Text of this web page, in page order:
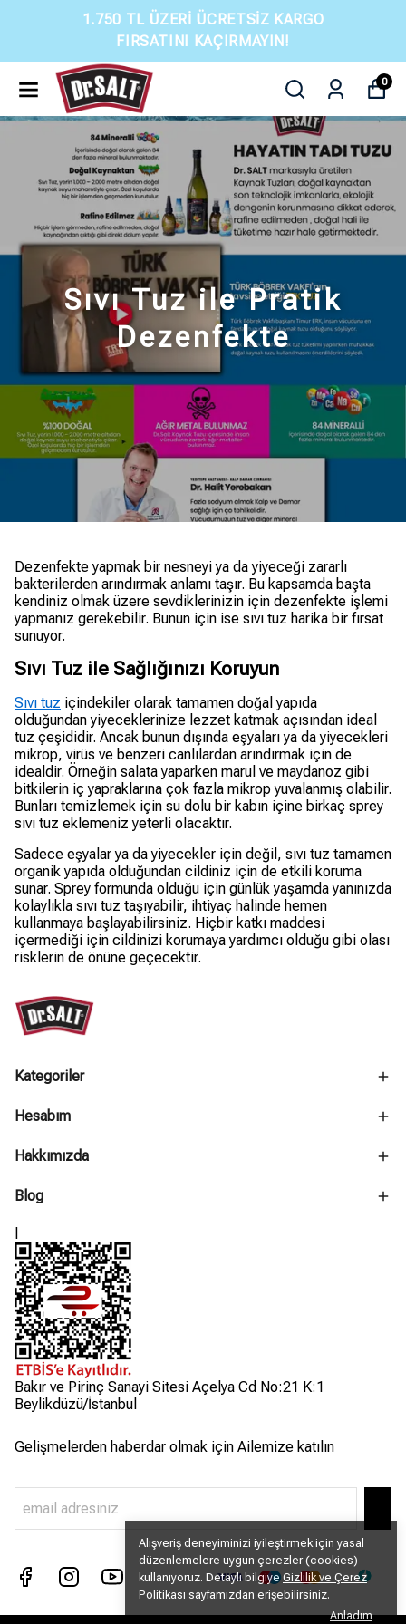
1.750 TL ÜZERI ÜCRETSIZ KARGO
FIRSATINI KAÇIRMAYIN!
0
Alışveriş deneyiminizi iyileştirmek için yasal
düzenlemelere uygun çerezler (cookies)
kullanıyoruz. Detaylı bilgiyeGizlilik ve Çerez
Politikası sayfamızdan erişebilirsiniz.
Anladım
Sıvı Tuz ile Pratik
Dezenfekte
Dezenfekte yapmak bir nesneyi ya da yiyeceği zararlı
bakterilerden arındırmak anlamı taşır. Bu kapsamda başta
kendiniz olmak üzere sevdiklerinizin için dezenfekte işlemi
yapmanız gerekebilir. Bunun için ise sıvı tuz harika bir fırsat
sunuyor.
Sıvı Tuz ile Sağlığınızı Koruyun
Sıvı tuz içindekiler olarak tamamen doğal yapıda
olduğundan yiyeceklerinize lezzet katmak açısından ideal
tuz çeşididir. Ancak bunun dışında eşyaları ya da yiyecekleri
mikrop, virüs ve benzeri canlılardan arındırmak için de
idealdir. Örneğin salata yaparken marul ve maydanoz gibi
bitkilerin iç yapraklarına çok fazla mikrop yuvalanmış olabilir.
Bunları temizlemek için su dolu bir kabın içine birkaç sprey
sıvı tuz eklemeniz yeterli olacaktır.
Sadece eşyalar ya da yiyecekler için değil, sıvı tuz tamamen
organik yapıda olduğundan cildiniz için de etkili koruma
sunar. Sprey formunda olduğu için günlük yaşamda yanınızda
kolaylıkla sıvı tuz taşıyabilir, ihtiyaç halinde hemen
kullanmaya başlayabilirsiniz. Hiçbir katkı maddesi
içermediği için cildinizi korumaya yardımcı olduğu gibi olası
risklerin de önüne geçecektir.
Kategoriler
Hesabım
Hakkımızda
Blog
Bakır ve Pirinç Sanayi Sitesi Açelya Cd No:21 K:1
Beylikdüzü/İstanbul
Gelişmelerden haberdar olmak için Ailemize katılın